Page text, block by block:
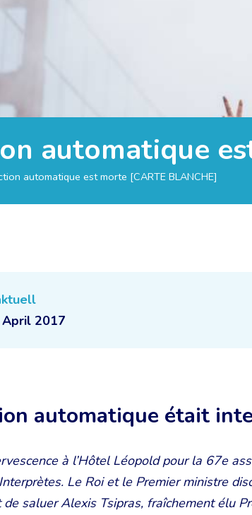
automatique
automatique est morte [CARTE BLANCHE]
2017
automatique était
à l’Hôtel Léopold pour la 67e
Le Roi et le Premier ministre
saluer Alexis Tsipras, fraîchement élu